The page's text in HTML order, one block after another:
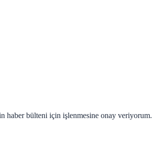
haber bülteni için işlenmesine onay veriyorum.